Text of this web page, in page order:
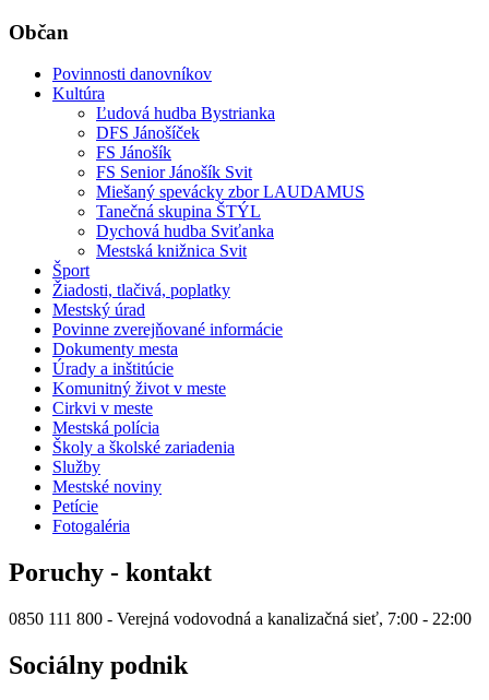
Občan
Povinnosti danovníkov
Kultúra
Ľudová hudba Bystrianka
DFS Jánošíček
FS Jánošík
FS Senior Jánošík Svit
Miešaný spevácky zbor LAUDAMUS
Tanečná skupina ŠTÝL
Dychová hudba Sviťanka
Mestská knižnica Svit
Šport
Žiadosti, tlačivá, poplatky
Mestský úrad
Povinne zverejňované informácie
Dokumenty mesta
Úrady a inštitúcie
Komunitný život v meste
Cirkvi v meste
Mestská polícia
Školy a školské zariadenia
Služby
Mestské noviny
Petície
Fotogaléria
Poruchy - kontakt
0850 111 800 - Verejná vodovodná a kanalizačná sieť, 7:00 - 22:00
Sociálny podnik